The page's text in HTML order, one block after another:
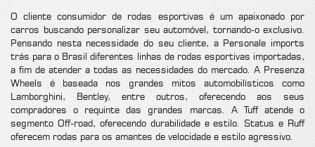
O cliente consumidor de rodas esportivas é um apaixonado por
carros buscando personalizar seu automóvel, tornando-o exclusivo.
Pensando nesta necessidade do seu cliente, a Personale imports
trás para o Brasil diferentes linhas de rodas esportivas importadas,
a fim de atender a todas as necessidades do mercado. A Presenza
Wheels é baseada nos grandes mitos automobilísticos como
Lamborghini, Bentley, entre outros, oferecendo aos seus
compradores o requinte das grandes marcas. A Tuff atende o
segmento Off-road, oferecendo durabilidade e estilo. Status e Ruff
oferecem rodas para os amantes de velocidade e estilo agressivo.